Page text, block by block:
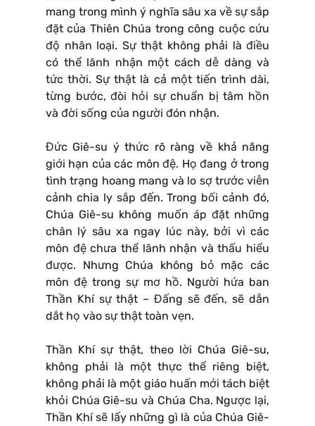
mang trong mình ý nghĩa sâu xa về sự sắp
đặt của Thiên Chúa trong công cuộc cứu
độ nhân loại. Sự thật không phải là điều
có thể lãnh nhận một cách dễ dàng và
tức thời. Sự thật là cả một tiến trình dài,
từng bước, đòi hỏi sự chuẩn bị tâm hồn
và đời sống của người đón nhận.
Đức Giê-su ý thức rõ ràng về khả năng
giới hạn của các môn đệ. Họ đang ở trong
tình trạng hoang mang và lo sợ trước viễn
cảnh chia ly sắp đến. Trong bối cảnh đó,
Chúa Giê-su không muốn áp đặt những
chân lý sâu xa ngay lúc này, bởi vì các
môn đệ chưa thể lãnh nhận và thấu hiểu
được. Nhưng Chúa không bỏ mặc các
môn đệ trong sự mơ hồ. Người hứa ban
Thần Khí sự thật – Đấng sẽ đến, sẽ dẫn
dắt họ vào sự thật toàn vẹn.
Thần Khí sự thật, theo lời Chúa Giê-su,
không phải là một thực thể riêng biệt,
không phải là một giáo huấn mới tách biệt
khỏi Chúa Giê-su và Chúa Cha. Ngược lại,
Thần Khí sẽ lấy những gì là của Chúa Giê-